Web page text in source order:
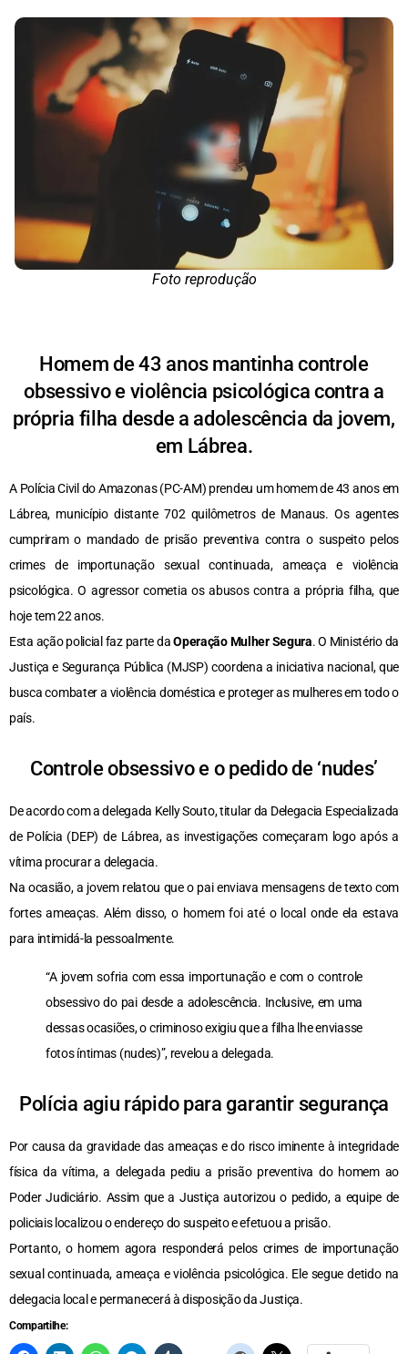
Foto reprodução
Homem de 43 anos mantinha controle
obsessivo e violência psicológica contra a
própria filha desde a adolescência da jovem,
em Lábrea.
A Polícia Civil do Amazonas (PC-AM) prendeu um homem de 43 anos em
Lábrea, município distante 702 quilômetros de Manaus. Os agentes
cumpriram o mandado de prisão preventiva contra o suspeito pelos
crimes de importunação sexual continuada, ameaça e violência
psicológica. O agressor cometia os abusos contra a própria filha, que
hoje tem 22 anos.
Esta ação policial faz parte daOperação Mulher Segura. O Ministério da
Justiça e Segurança Pública (MJSP) coordena a iniciativa nacional, que
busca combater a violência doméstica e proteger as mulheres em todo o
país.
Controle obsessivo e o pedido de ‘nudes’
De acordo com a delegada Kelly Souto, titular da Delegacia Especializada
de Polícia (DEP) de Lábrea, as investigações começaram logo após a
vítima procurar a delegacia.
Na ocasião, a jovem relatou que o pai enviava mensagens de texto com
fortes ameaças. Além disso, o homem foi até o local onde ela estava
para intimidá-la pessoalmente.
“A jovem sofria com essa importunação e com o controle
obsessivo do pai desde a adolescência. Inclusive, em uma
dessas ocasiões, o criminoso exigiu que a filha lhe enviasse
fotos íntimas (nudes)”, revelou a delegada.
Polícia agiu rápido para garantir segurança
Por causa da gravidade das ameaças e do risco iminente à integridade
física da vítima, a delegada pediu a prisão preventiva do homem ao
Poder Judiciário. Assim que a Justiça autorizou o pedido, a equipe de
policiais localizou o endereço do suspeito e efetuou a prisão.
Portanto, o homem agora responderá pelos crimes de importunação
sexual continuada, ameaça e violência psicológica. Ele segue detido na
delegacia local e permanecerá à disposição da Justiça.
Compartilhe: